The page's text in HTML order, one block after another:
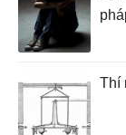
Thí